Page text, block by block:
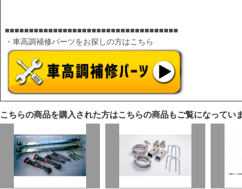
■■■■■■■■■■■■■■■■■■■■■■■■■■■■■■■■■■■■
・車高調補修パーツをお探しの方はこちら
こちらの商品を購入された方はこちらの商品もご覧になっていま